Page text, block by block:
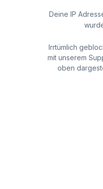
Deine IP
Irrtümlich
mit unserem
oben